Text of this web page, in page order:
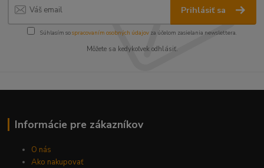
Prihlásiť sa
Súhlasím sospracovaním osobných údajov za účelom zasielania newslettera.
Môžete sa kedykoľvek odhlásiť.
Informácie pre zákazníkov
O nás
Ako nakupovať